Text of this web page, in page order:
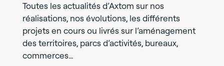
Toutes les actualités d’Axtom sur nos
réalisations, nos évolutions, les différents
projets en cours ou livrés sur l’aménagement
des territoires, parcs d’activités, bureaux,
commerces…